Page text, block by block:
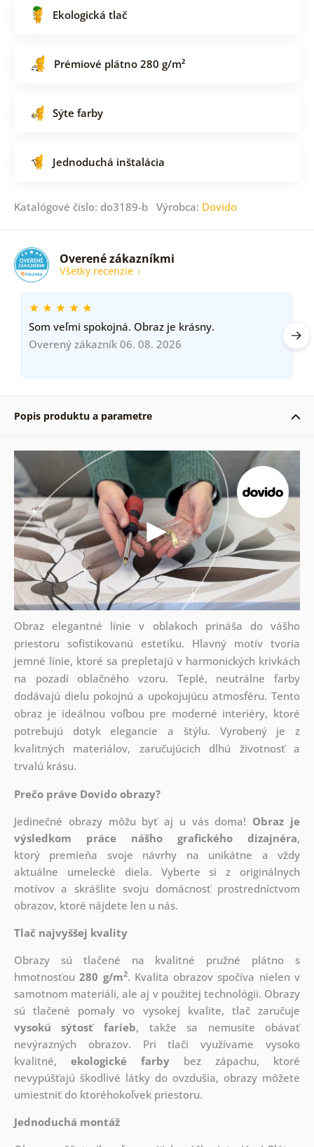
Ekologická tlač
Prémiové plátno 280 g/m²
Sýte farby
Jednoduchá inštalácia
Katalógové číslo: do3189-b Výrobca: Dovido
Overené zákazníkmi
Všetky recenzie
Som veľmi spokojná. Obraz je krásny.
Overený zákazník 06. 08. 2026
Popis produktu a parametre
Obraz elegantné línie v oblakoch prináša do vášho
priestoru sofistikovanú estetiku. Hlavný motív tvoria
jemné línie, ktoré sa prepletajú v harmonických krivkách
na pozadí oblačného vzoru. Teplé, neutrálne farby
dodávajú dielu pokojnú a upokojujúcu atmosféru. Tento
obraz je ideálnou voľbou pre moderné interiéry, ktoré
potrebujú dotyk elegancie a štýlu. Vyrobený je z
kvalitných materiálov, zaručujúcich dlhú životnosť a
trvalú krásu.
Prečo práve Dovido obrazy?
Jedinečné obrazy môžu byť aj u vás doma! Obraz je
výsledkom práce nášho grafického dizajnéra,
ktorý premieňa svoje návrhy na unikátne a vždy
aktuálne umelecké diela. Vyberte si z originálnych
motívov a skrášlite svoju domácnosť prostredníctvom
obrazov, ktoré nájdete len u nás.
Tlač najvyššej kvality
Obrazy sú tlačené na kvalitné pružné plátno s
hmotnosťou280 g/m2. Kvalita obrazov spočíva nielen v
samotnom materiáli, ale aj v použitej technológii. Obrazy
sú tlačené pomaly vo vysokej kvalite, tlač zaručuje
vysokú sýtosť farieb, takže sa nemusíte obávať
nevýrazných obrazov. Pri tlači využívame vysoko
kvalitné, ekologické farby bez zápachu, ktoré
nevypúšťajú škodlivé látky do ovzdušia, obrazy môžete
umiestniť do ktoréhokoľvek priestoru.
Jednoduchá montáž